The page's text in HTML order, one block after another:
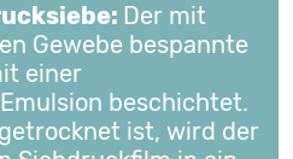
Der mit
Gewebe bespannte
einer
beschichtet.
ist, wird der